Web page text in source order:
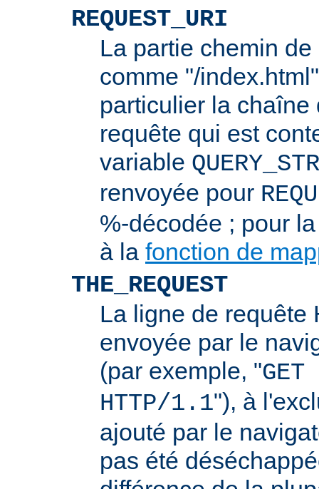
REQUEST_URI
La partie chemin
comme "/
particulier la chaîne
requête qui est
variable
renvoyée pour
%-décodée ; pour
à la fonction de
THE_REQUEST
La ligne de requête
envoyée par le
(par exemple, "
HTTP/1.1"), à
ajouté par le
pas été